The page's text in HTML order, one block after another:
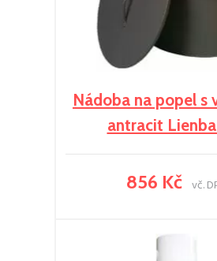
Nádoba na popel s
antracit
856 Kč vč.